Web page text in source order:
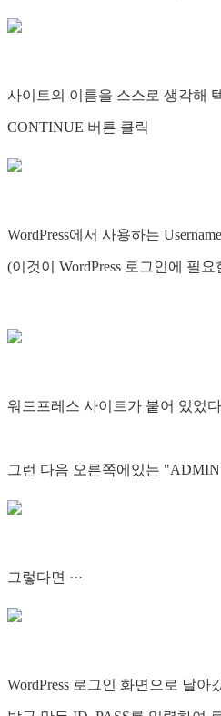
사이트의 이름을 스스로 생각해
CONTINUE 버튼 클릭
WordPress에서 사용하는
(이것이 WordPress 로그인에 필
워드프레스 사이트가 붙어 있었
그런 다음 오른쪽에있는
그렇다면 ···
WordPress 로그인 화면으로 날아